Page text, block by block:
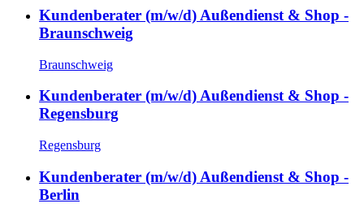
Kundenberater (m/w/d) Außendienst & Shop -
Braunschweig
Braunschweig
Kundenberater (m/w/d) Außendienst & Shop -
Regensburg
Regensburg
Kundenberater (m/w/d) Außendienst & Shop -
Berlin